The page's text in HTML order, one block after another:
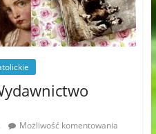
Możliwość komentowania